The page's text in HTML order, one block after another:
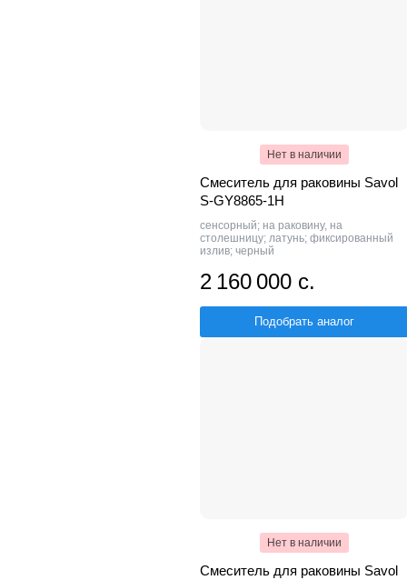
Нет в наличии
Смеситель для раковины Savol
S-GY8865-1H
сенсорный; на раковину, на
столешницу; латунь; фиксированный
излив; черный
2 160 000 с.
Подобрать аналог
Нет в наличии
Смеситель для раковины Savol